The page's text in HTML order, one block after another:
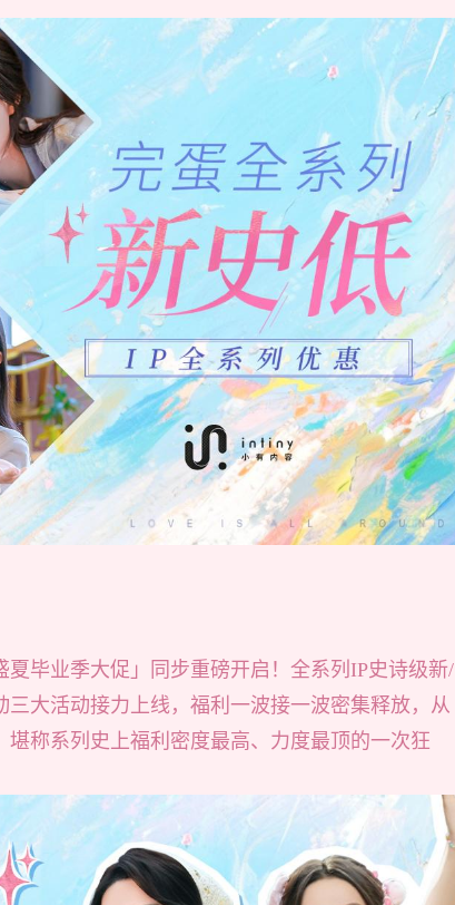
毕业季大促」同步重磅开启！全系列IP史诗级新/
大活动接力上线，福利一波接一波密集释放，从
称系列史上福利密度最高、力度最顶的一次狂